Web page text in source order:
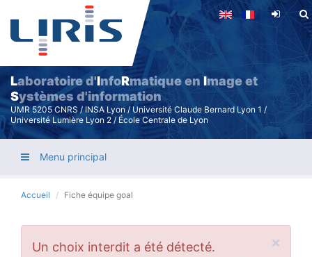
Aller
contenu
principal
Laboratoire d'InfoRmatique enImage et
Systèmes d'information
UMR 5205 CNRS / INSA Lyon / Université Claude Bernard Lyon 1 /
Université Lumière Lyon 2 / École Centrale de Lyon
Menu principal
Accueil Fiche équipe goal
×
Message
Un choix interdit a été détecté.